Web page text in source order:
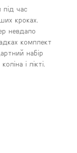
час
кроках.
невдало
комплект
набір
і лікті.